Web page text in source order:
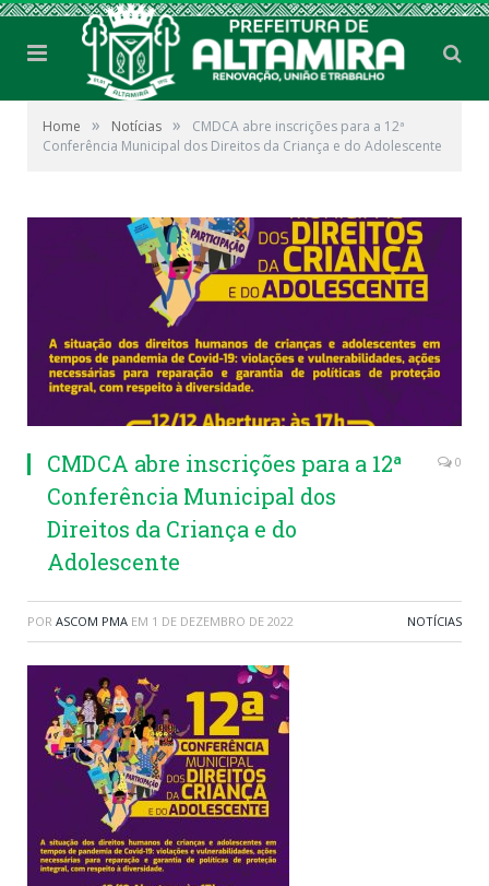
Home » Notícias »
CMDCA abre inscrições para a 12ª
Conferência Municipal dos Direitos da Criança e do Adolescente
CMDCA abre inscrições para a 12ª
Conferência Municipal dos
Direitos da Criança e do
Adolescente
0
POR ASCOM PMA EM 1 DE DEZEMBRO DE 2022 NOTÍCIAS